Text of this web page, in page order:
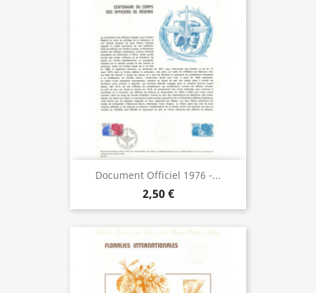
Document Officiel 1976 -...
2,50 €